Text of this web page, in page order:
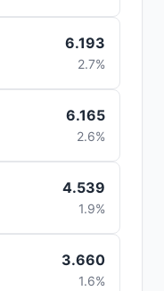
6.193
2.7%
6.165
2.6%
4.539
1.9%
3.660
1.6%